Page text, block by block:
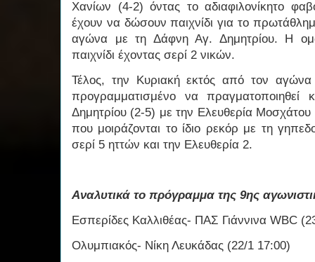
Χανίων (4-2) όντας το αδιαφιλονίκητο
έχουν να δώσουν παιχνίδι για το
αγώνα με τη Δάφνη Αγ. Δημητρίου. Η
παιχνίδι έχοντας σερί 2 νικών.
Τέλος, την Κυριακή εκτός από τον αγώνα
προγραμματισμένο να πραγματοποιηθεί
Δημητρίου (2-5) με την Ελευθερία Μοσχάτου
που μοιράζονται το ίδιο ρεκόρ με τη
σερί 5 ηττών και την Ελευθερία 2.
Αναλυτικά το πρόγραμμα της 9ης
Εσπερίδες Καλλιθέας- ΠΑΣ Γιάννινα WBC
Ολυμπιακός- Νίκη Λευκάδας (22/1 17:00)